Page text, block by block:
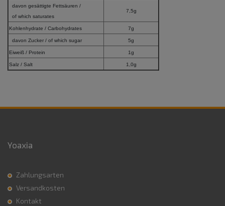
davon gesättigte Fettsäuren /
of which saturates
7,5g
Kohlenhydrate / Carbohydrates 7g
davon Zucker / of which sugar 5g
Eiweiß / Protein 1g
Salz / Salt 1,0g
Yoaxia
Zahlungsarten
Versandkosten
Kontakt